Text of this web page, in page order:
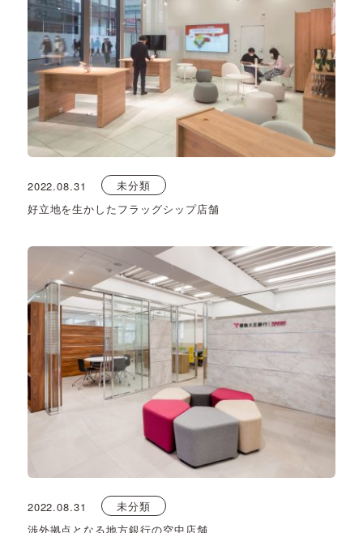
2022.08.31
未分類
好立地を生かしたフラッグシップ店舗
2022.08.31
未分類
渉外拠点となる地方銀行の空中店舗